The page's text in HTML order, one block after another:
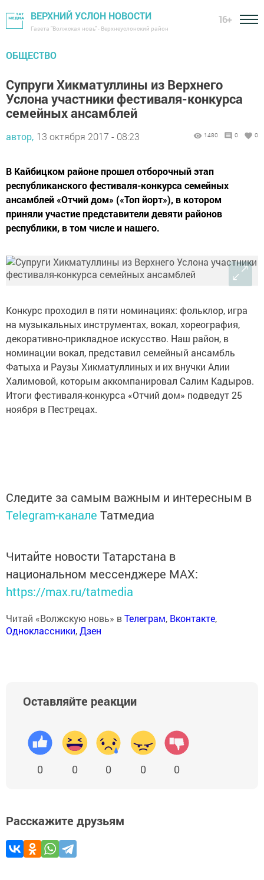
ВЕРХНИЙ УСЛОН НОВОСТИ
Газета "Волжская новь" - Верхнеуслонский район
16+
ОБЩЕСТВО
Супруги Хикматуллины из Верхнего
Услона участники фестиваля-конкурса
семейных ансамблей
автор, 13 октября 2017 - 08:23 1480 0 0
В Кайбицком районе прошел отборочный этап
республиканского фестиваля-конкурса семейных
ансамблей «Отчий дом» («Топ йорт»), в котором
приняли участие представители девяти районов
республики, в том числе и нашего.
Конкурс проходил в пяти номинациях: фольклор, игра
на музыкальных инструментах, вокал, хореография,
декоративно-прикладное искусство. Наш район, в
номинации вокал, представил семейный ансамбль
Фатыха и Раузы Хикматуллиных и их внучки Алии
Халимовой, которым аккомпанировал Салим Кадыров.
Итоги фестиваля-конкурса «Отчий дом» подведут 25
ноября в Пестрецах.
Следите за самым важным и интересным в
Telegram-канале Татмедиа
Читайте новости Татарстана в
национальном мессенджере MАХ:
https://max.ru/tatmedia
Читай «Волжскую новь» вТелеграм, Вконтакте,
Одноклассники,Дзен
Оставляйте реакции
0 0 0 0 0
Расскажите друзьям